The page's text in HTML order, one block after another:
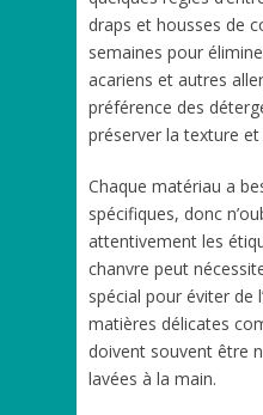
draps et housses de
semaines pour
acariens et autres
préférence des
préserver la texture
Chaque matériau a
spécifiques, donc
attentivement les
chanvre peut
spécial pour éviter de
matières délicates
doivent souvent être
lavées à la main.